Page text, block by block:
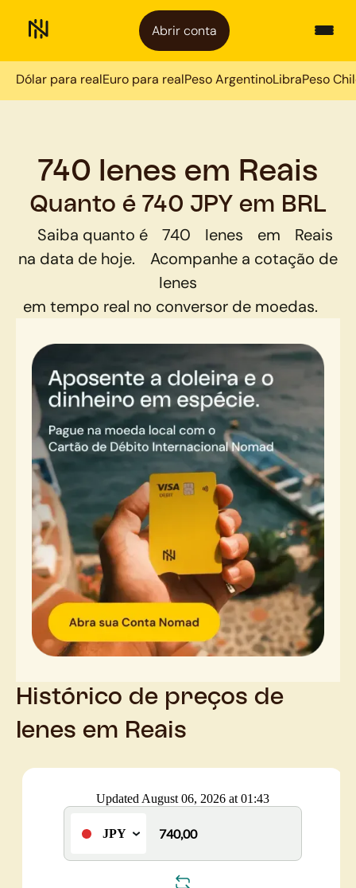
Abrir conta
Dólar para realEuro para realPeso ArgentinoLibraPeso
740 Ienes em Reais
Quanto é 740 JPY em BRL
Saiba quanto é 740 Ienes em
Reais
na data de hoje.
Acompanhe a cotação de
Ienes
em tempo real no conversor de moedas.
Histórico de preços de
Ienes em Reais